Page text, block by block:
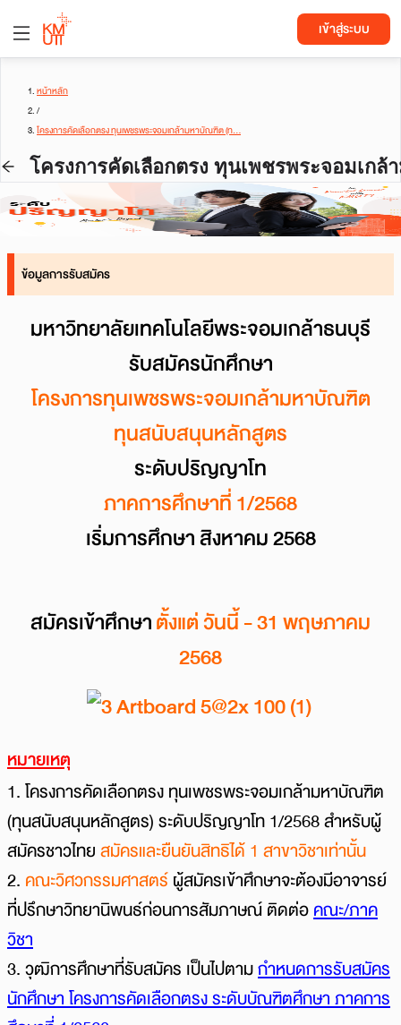
เข้าสู่ระบบ
หน้าหลัก
/
โครงการคัดเลือกตรง ทุนเพชรพระจอมเกล้ามหาบัณฑิต (ท...
โครงการคัดเลือกตรง ทุนเพชรพระจอมเก
ข้อมูลการรับสมัคร
มหาวิทยาลัยเทคโนโลยีพระจอมเกล้าธนบุรี
รับสมัครนักศึกษา
โครงการทุนเพชรพระจอมเกล้ามหาบัณฑิต
ทุนสนับสนุนหลักสูตร
ระดับปริญญาโท
ภาคการศึกษาที่ 1/2568
เริ่มการศึกษา สิงหาคม 2568
สมัครเข้าศึกษาตั้งแต่ วันนี้ - 31 พฤษภาคม
2568
หมายเหตุ
1. โครงการคัดเลือกตรง ทุนเพชรพระจอมเกล้ามหาบัณฑิต
(ทุนสนับสนุนหลักสูตร) ระดับปริญญาโท 1/2568 สำหรับผู้
สมัครชาวไทยสมัครและยืนยันสิทธิได้ 1 สาขาวิชาเท่านั้น
2. คณะวิศวกรรมศาสตร์ผู้สมัครเข้าศึกษาจะต้องมีอาจารย์
ที่ปรึกษาวิทยานิพนธ์ก่อนการสัมภาษณ์ ติดต่อคณะ/ภาค
วิชา
3. วุฒิการศึกษาที่รับสมัคร เป็นไปตามกำหนดการรับสมัคร
นักศึกษา โครงการคัดเลือกตรง ระดับบัณฑิตศึกษา ภาคการ